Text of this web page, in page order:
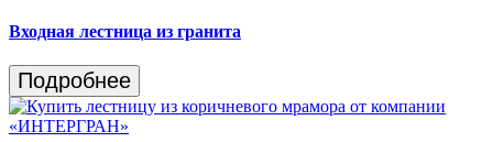
Входная лестница из гранита
Подробнее